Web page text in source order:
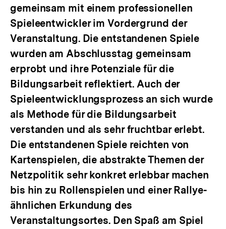
gemeinsam mit einem professionellen
Spieleentwickler im Vordergrund der
Veranstaltung. Die entstandenen Spiele
wurden am Abschlusstag gemeinsam
erprobt und ihre Potenziale für die
Bildungsarbeit reflektiert. Auch der
Spieleentwicklungsprozess an sich wurde
als Methode für die Bildungsarbeit
verstanden und als sehr fruchtbar erlebt.
Die entstandenen Spiele reichten von
Kartenspielen, die abstrakte Themen der
Netzpolitik sehr konkret erlebbar machen
bis hin zu Rollenspielen und einer Rallye-
ähnlichen Erkundung des
Veranstaltungsortes. Den Spaß am Spiel